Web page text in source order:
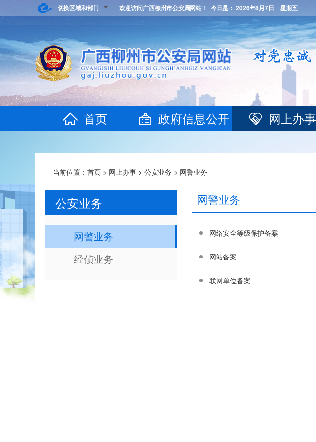
切换区域和部门 欢迎访问广西柳州市公安局网站！ 今日是： 2026年8月7日 星期五
首页 政府信息公开 网上办事
当前位置： 首页 > 网上办事 > 公安业务 > 网警业务
公安业务
网警业务
经侦业务
网警业务
网络安全等级保护备案
网站备案
联网单位备案